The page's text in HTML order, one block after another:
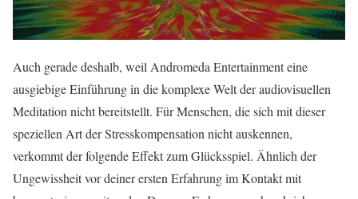
Auch gerade deshalb, weil Andromeda Entertainment eine
ausgiebige Einführung in die komplexe Welt der audiovisuellen
Meditation nicht bereitstellt. Für Menschen, die sich mit dieser
speziellen Art der Stresskompensation nicht auskennen,
verkommt der folgende Effekt zum Glücksspiel. Ähnlich der
Ungewissheit vor deiner ersten Erfahrung im Kontakt mit